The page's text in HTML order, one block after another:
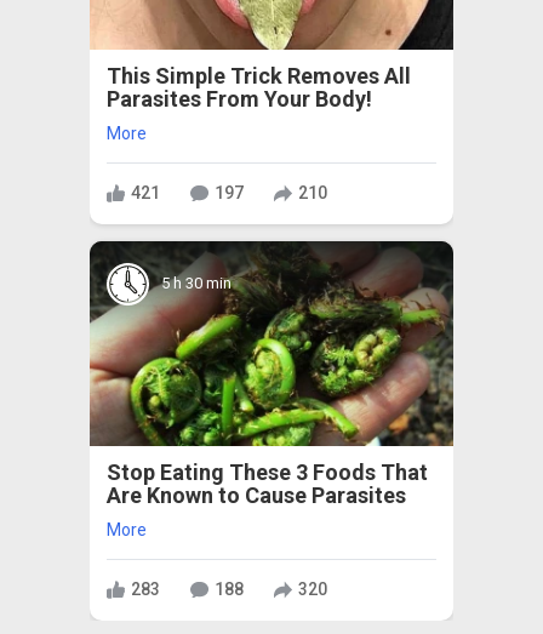
This Simple Trick Removes All
Parasites From Your Body!
More
421 197 210
5 h 30 min
Stop Eating These 3 Foods That
Are Known to Cause Parasites
More
283 188 320